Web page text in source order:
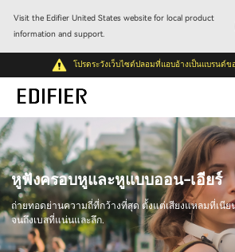
Visit the Edifier United States website for local product
information and support.
โปรดระวังเว็บไซต์ปลอมที่แอบอ้างเป็นแบรนด์ขอ
หูฟังครอบหูและหูแบบออน-เอียร์
ถ่ายทอดย่านความถี่ที่กว้างที่สุด ตั้งแต่เสียงแหลมที่เนีย
จนถึงเบสที่แน่นและลึก.